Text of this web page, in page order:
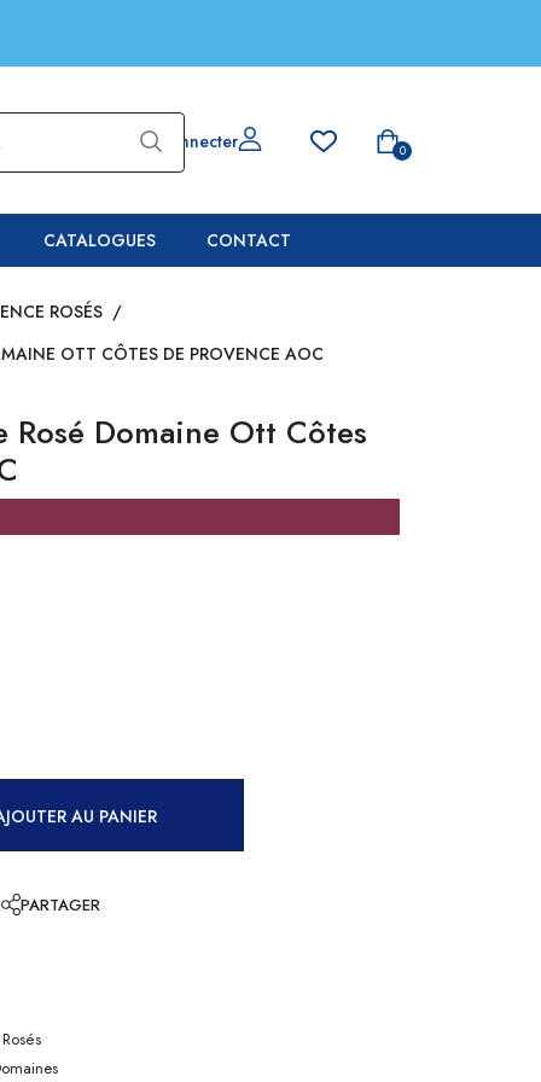
Se connecter 0
CATALOGUES CONTACT
ROSÉS /
OTT CÔTES DE PROVENCE AOC
Rosé Domaine Ott Côtes
AU PANIER
PARTAGER